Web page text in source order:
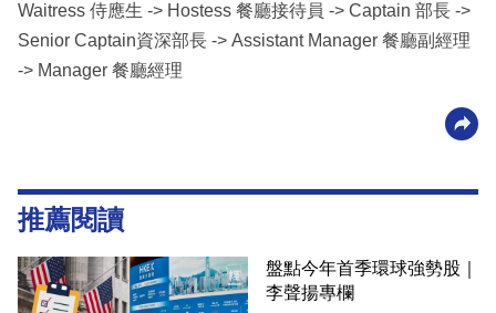
Waitress 侍應生 -> Hostess 餐廳接待員 -> Captain 部長 ->
Senior Captain資深部長 -> Assistant Manager 餐廳副經理
-> Manager 餐廳經理
推薦閱讀
盤點今年首季環球強勢股｜
李聲揚專欄